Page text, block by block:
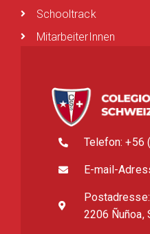
Schooltrack
MitarbeiterInnen
Telefon: +56
E-mail-
2206 Ñuñoa,